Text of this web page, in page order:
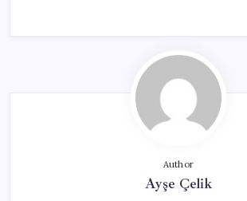
Author
Ayşe Çelik